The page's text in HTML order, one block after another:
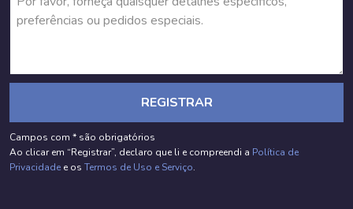
REGISTRAR
Campos com * são obrigatórios
Ao clicar em “Registrar”, declaro que li e compreendi a Política de
Privacidade e os Termos de Uso e Serviço.